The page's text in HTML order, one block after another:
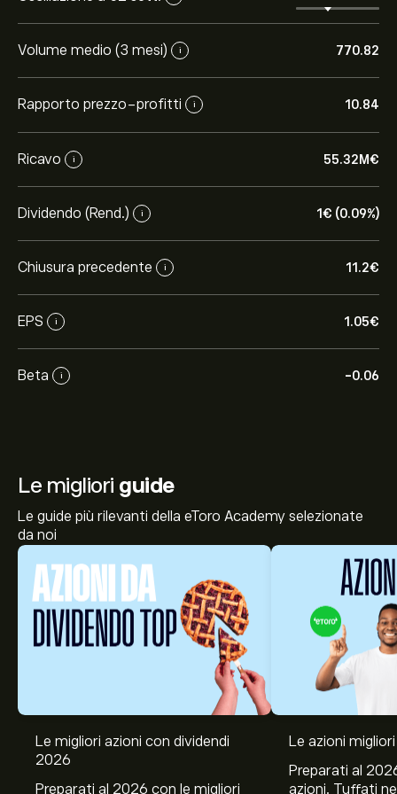
Volume medio (3 mesi) i 770.82
Rapporto prezzo-profitti i 10.84
Ricavo i 55.32M‎€‎
Dividendo (Rend.) i 1‎€‎ (0.09%)
Chiusura precedente i 11.2‎€‎
EPS i 1.05‎€‎
Beta i -0.06
Le migliori guide
Le guide più rilevanti della eToro Academy selezionate
da noi
Le migliori azioni con dividendi
2026
Preparati al 2026 con le migliori
Le azioni
Preparati al
azioni. Tuffati
Il prezzo attuale delle azioni AJ91.DE è di 11.40‎€‎.